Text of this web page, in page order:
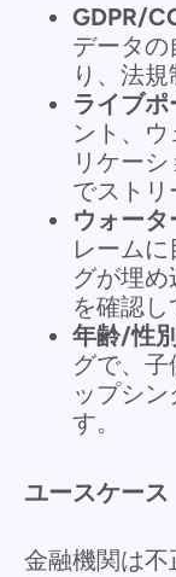
GDPR/
データの
り、法規
ライブ
ント、
リケー
でストリ
ウォー
レーム
グが埋
を確認し
年齢/性
グで、
ップシ
す。
ユースケース
金融機関は不